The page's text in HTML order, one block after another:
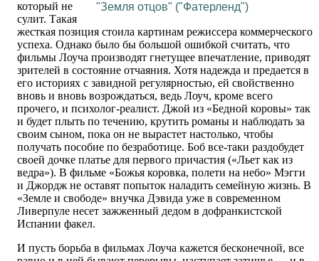
"Земля отцов" ("Фатерленд")
который не
сулит. Такая
жесткая позиция стоила картинам режиссера коммерческого
успеха. Однако было бы большой ошибкой считать, что
фильмы Лоуча производят гнетущее впечатление, приводят
зрителей в состояние отчаяния. Хотя надежда и предается в
его историях с завидной регулярностью, ей свойственно
вновь и вновь возрождаться, ведь Лоуч, кроме всего
прочего, и психолог-реалист. Джой из «Бедной коровы» так
и будет плыть по течению, крутить романы и наблюдать за
своим сыном, пока он не вырастет настолько, чтобы
получать пособие по безработице. Боб все-таки раздобудет
своей дочке платье для первого причастия («Льет как из
ведра»). В фильме «Божья коровка, полети на небо» Мэгги
и Джордж не оставят попыток наладить семейную жизнь. В
«Земле и свободе» внучка Дэвида уже в современном
Ливерпуле несет зажженный дедом в дофранкистской
Испании факел.
И пусть борьба в фильмах Лоуча кажется бесконечной, все